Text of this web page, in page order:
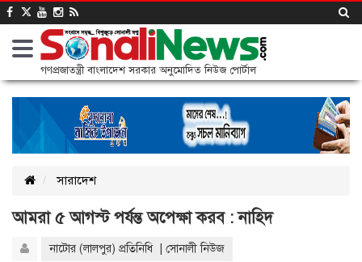
গণপ্রজাতন্ত্রী বাংলাদেশ সরকার অনুমোদিত নিউজ পোর্টাল
সারাদেশ
আমরা ৫ আগস্ট পর্যন্ত অপেক্ষা করব : নাহিদ
নাটোর (লালপুর) প্রতিনিধি | সোনালী নিউজ